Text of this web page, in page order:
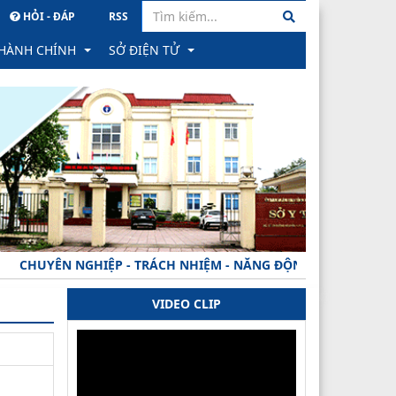
HỎI - ĐÁP RSS
đào tạo khối ngành SK
CHÍNH
chính
trực tuyến
trạng xử lý hồ sơ
bản công bố
phản ánh, kiến nghị về quy định hành chính
SỞ ĐIỆN TỬ
PM Quản lý văn bản & Hồ sơ công việc
Hệ thống Hồ sơ Quản lý sức khỏe cá nhân
Hệ thống Gửi nhận văn bản tỉnh
PM Quản lý hồ sơ CB CC, VC tỉnh
NGHIỆP - TRÁCH NHIỆM - NĂNG ĐỘNG - MINH BẠCH -
VIDEO CLIP